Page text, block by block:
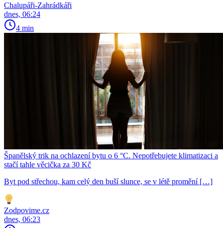
Chalupáři-Zahrádkáři
dnes, 06:24
4 min
Španělský trik na ochlazení bytu o 6 °C. Nepotřebujete klimatizaci a
stačí tahle věcička za 30 Kč
Byt pod střechou, kam celý den buší slunce, se v létě promění […]
Zodpovime.cz
dnes, 06:23